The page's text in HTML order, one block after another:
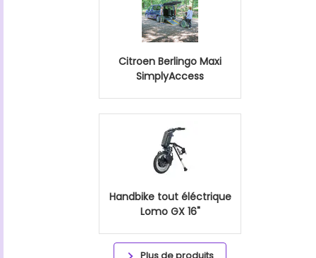
Citroen Berlingo Maxi
SimplyAccess
Handbike tout éléctrique
Lomo GX 16"